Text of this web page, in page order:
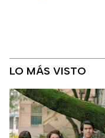
LO MÁS VISTO